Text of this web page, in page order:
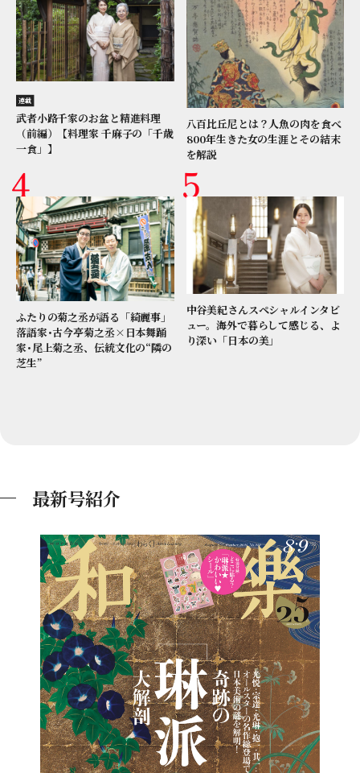
連載
武者小路千家のお盆と精進料理
（前編）【料理家 千麻子の「千歳
一食」】
八百比丘尼とは？人魚の肉を食べ
800年生きた女の生涯とその結末
を解説
ふたりの菊之丞が語る「綺麗事」
落語家･古今亭菊之丞×日本舞踊
家･尾上菊之丞、伝統文化の“隣の
芝生”
中谷美紀さんスペシャルインタビ
ュー。海外で暮らして感じる、よ
り深い「日本の美」
最新号紹介